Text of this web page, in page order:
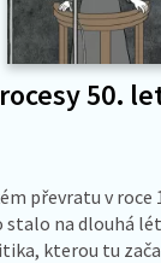
50.
převratu v roce
stalo na dlouhá
kterou tu